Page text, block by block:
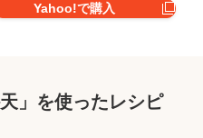
Yahoo!で購入
」を使ったレシピ